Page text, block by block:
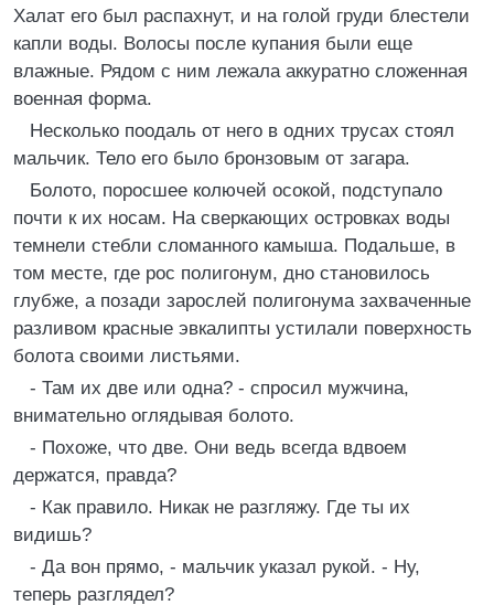
Халат его был распахнут, и на голой груди блестели
капли воды. Волосы после купания были еще
влажные. Рядом с ним лежала аккуратно сложенная
военная форма.
Несколько поодаль от него в одних трусах стоял
мальчик. Тело его было бронзовым от загара.
Болото, поросшее колючей осокой, подступало
почти к их носам. На сверкающих островках воды
темнели стебли сломанного камыша. Подальше, в
том месте, где рос полигонум, дно становилось
глубже, а позади зарослей полигонума захваченные
разливом красные эвкалипты устилали поверхность
болота своими листьями.
- Там их две или одна? - спросил мужчина,
внимательно оглядывая болото.
- Похоже, что две. Они ведь всегда вдвоем
держатся, правда?
- Как правило. Никак не разгляжу. Где ты их
видишь?
- Да вон прямо, - мальчик указал рукой. - Ну,
теперь разглядел?